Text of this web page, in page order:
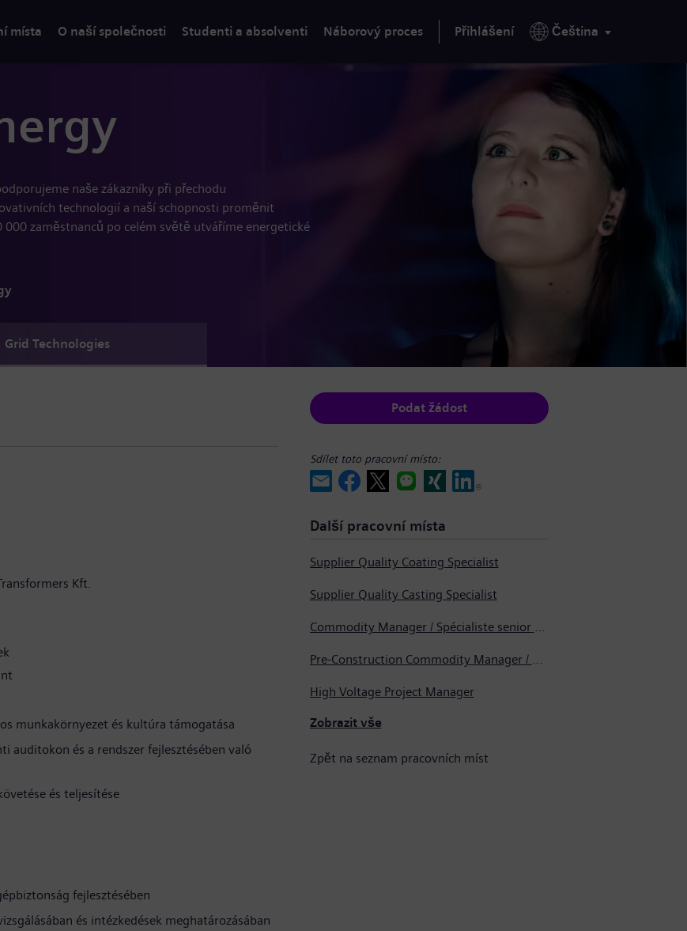
místa O naší společnosti Studenti a absolventi Náborový proces Přihlášení Čeština
naše zákazníky při přechodu
technologií a naší schopnosti proměnit
zaměstnanců po celém světě utváříme energetické
Grid Technologies
Kft.
munkakörnyezet és kultúra támogatása
auditokon és a rendszer fejlesztésében való
és teljesítése
fejlesztésében
és intézkedések meghatározásában
Podat žádost
Sdílet toto pracovní místo:
Další pracovní místa
Supplier Quality Coating Specialist
Supplier Quality Casting Specialist
Commodity Manager / Spécialiste senior en approvisionnement
Pre-Construction Commodity Manager / Gestionnaire de produits avant la construction
High Voltage Project Manager
Zobrazit vše
Zpět na seznam pracovních míst